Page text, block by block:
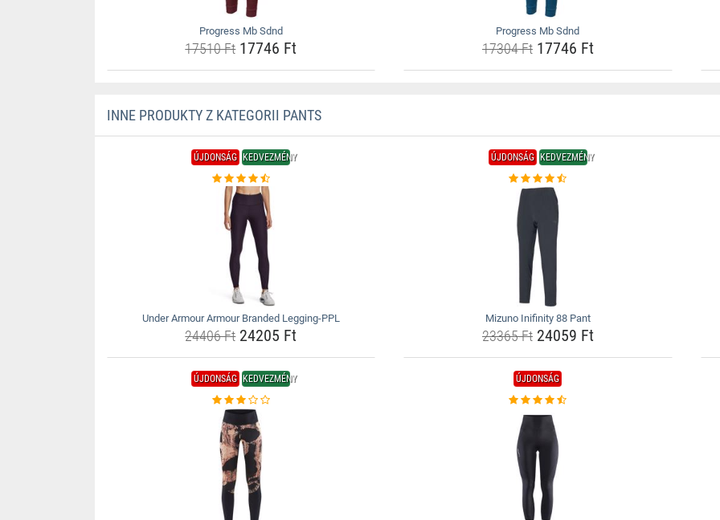
Progress Mb Sdnd
17510 Ft17746 Ft
Progress Mb Sdnd
17304 Ft17746 Ft
INNE PRODUKTY Z KATEGORII PANTS
ÚJDONSÁG KEDVEZMÉNY
Under Armour Armour Branded Legging-PPL
24406 Ft24205 Ft
ÚJDONSÁG KEDVEZMÉNY
Mizuno Inifinity 88 Pant
23365 Ft24059 Ft
ÚJDONSÁG KEDVEZMÉNY ÚJDONSÁG